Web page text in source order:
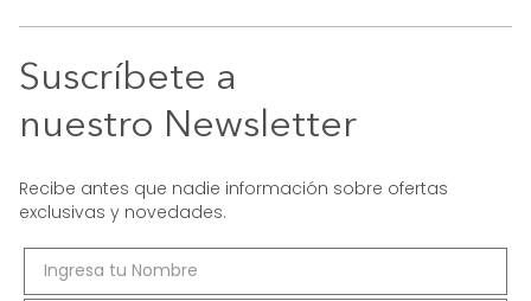
Suscríbete a
nuestro Newsletter
Recibe antes que nadie información sobre ofertas
exclusivas y novedades.